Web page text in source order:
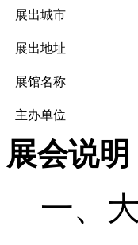
展出城市
展出地址
展馆名称
主办单位
展会说明
一、